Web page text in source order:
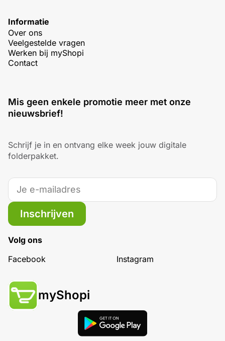
Informatie
Over ons
Veelgestelde vragen
Werken bij myShopi
Contact
Mis geen enkele promotie meer met onze
nieuwsbrief!
Schrijf je in en ontvang elke week jouw digitale
folderpakket.
Inschrijven
Volg ons
Facebook
Instagram
myShopi